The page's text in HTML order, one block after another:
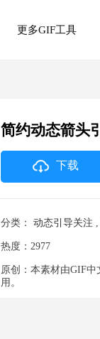
更多GIF工具
简约动态箭头
下载
分类： 动态引导关注 ,
热度：2977
原创：本素材由GIF中
用。